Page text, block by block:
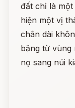
đất chỉ là
hiện một vị
chân dài
băng từ vùng
nọ sang núi